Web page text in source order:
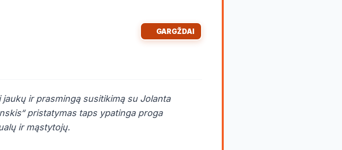
GARGŽDAI
jaukų ir prasmingą susitikimą su Jolanta
pristatymas taps ypatinga proga
ir mąstytojų.